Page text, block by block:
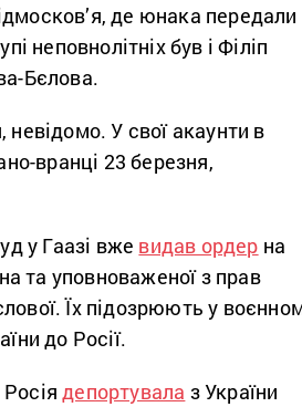
де юнака передали
неповнолітніх був і Філіп
Бєлова.
У свої акаунти в
вранці 23 березня,
у Гаазі вже видав ордер на
та уповноваженої з прав
Їх підозрюють у
до Росії.
Росіядепортувала з України